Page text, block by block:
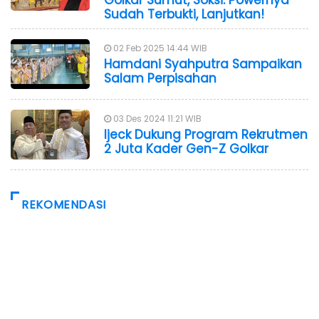
Sudah Terbukti, Lanjutkan!
02 Feb 2025 14:44 WIB
Hamdani Syahputra Sampaikan
Salam Perpisahan
03 Des 2024 11:21 WIB
Ijeck Dukung Program Rekrutmen
2 Juta Kader Gen-Z Golkar
REKOMENDASI